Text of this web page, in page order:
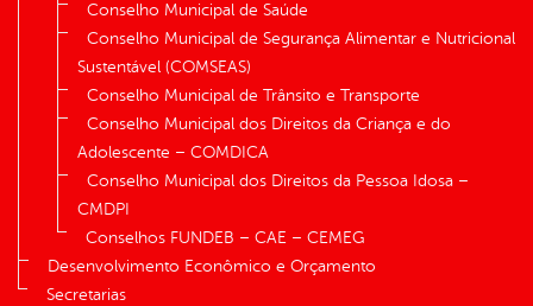
Conselho Municipal de Saúde
Conselho Municipal de Segurança Alimentar e Nutricional
Sustentável (COMSEAS)
Conselho Municipal de Trânsito e Transporte
Conselho Municipal dos Direitos da Criança e do
Adolescente – COMDICA
Conselho Municipal dos Direitos da Pessoa Idosa –
CMDPI
Conselhos FUNDEB – CAE – CEMEG
Desenvolvimento Econômico e Orçamento
Secretarias